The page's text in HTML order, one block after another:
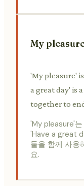
My
'My pleasure'
a great day' is
together to
'My pleasure'
'Have a great
둘을 함께 사용
요.